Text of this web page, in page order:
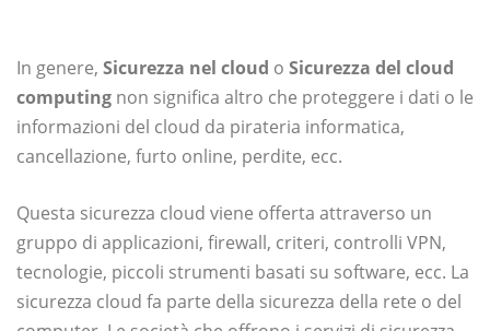
In genere, Sicurezza nel cloud o Sicurezza del cloud
computing non significa altro che proteggere i dati o le
informazioni del cloud da pirateria informatica,
cancellazione, furto online, perdite, ecc.
Questa sicurezza cloud viene offerta attraverso un
gruppo di applicazioni, firewall, criteri, controlli VPN,
tecnologie, piccoli strumenti basati su software, ecc. La
sicurezza cloud fa parte della sicurezza della rete o del